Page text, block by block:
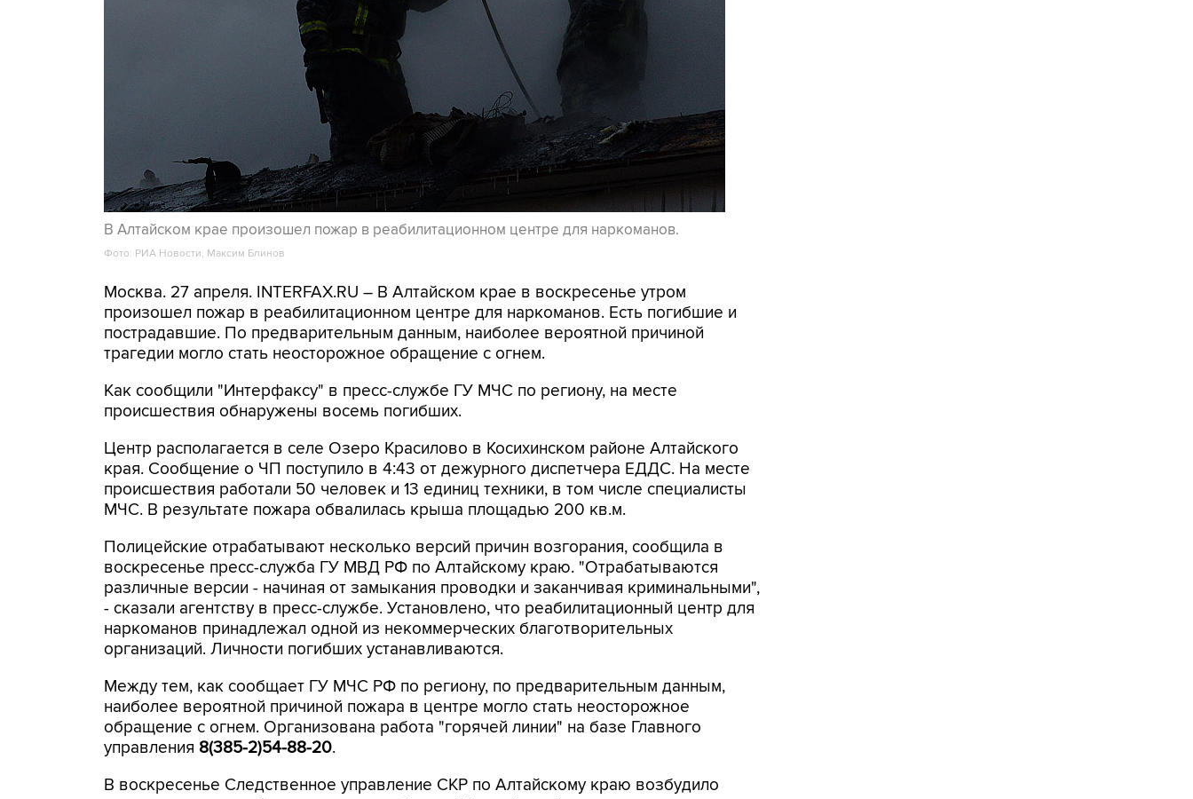
В Алтайском крае произошел пожар в реабилитационном центре для наркоманов.
Фото: РИА Новости, Максим Блинов
Москва. 27 апреля. INTERFAX.RU – В Алтайском крае в воскресенье утром
произошел пожар в реабилитационном центре для наркоманов. Есть погибшие и
пострадавшие. По предварительным данным, наиболее вероятной причиной
трагедии могло стать неосторожное обращение с огнем.
Как сообщили "Интерфаксу" в пресс-службе ГУ МЧС по региону, на месте
происшествия обнаружены восемь погибших.
Центр располагается в селе Озеро Красилово в Косихинском районе Алтайского
края. Сообщение о ЧП поступило в 4:43 от дежурного диспетчера ЕДДС. На месте
происшествия работали 50 человек и 13 единиц техники, в том числе специалисты
МЧС. В результате пожара обвалилась крыша площадью 200 кв.м.
Полицейские отрабатывают несколько версий причин возгорания, сообщила в
воскресенье пресс-служба ГУ МВД РФ по Алтайскому краю. "Отрабатываются
различные версии - начиная от замыкания проводки и заканчивая криминальными",
- сказали агентству в пресс-службе. Установлено, что реабилитационный центр для
наркоманов принадлежал одной из некоммерческих благотворительных
организаций. Личности погибших устанавливаются.
Между тем, как сообщает ГУ МЧС РФ по региону, по предварительным данным,
наиболее вероятной причиной пожара в центре могло стать неосторожное
обращение с огнем. Организована работа "горячей линии" на базе Главного
управления 8(385-2)54-88-20.
В воскресенье Следственное управление СКР по Алтайскому краю возбудило